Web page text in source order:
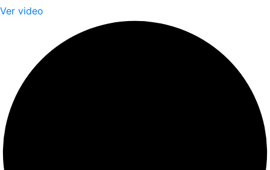
Ver video